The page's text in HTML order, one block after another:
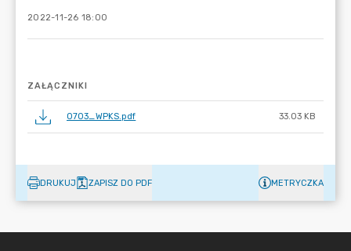
2022-11-26 18:00
ZAŁĄCZNIKI
0703_WPKS.pdf 33.03 KB
DRUKUJ ZAPISZ DO PDF METRYCZKA